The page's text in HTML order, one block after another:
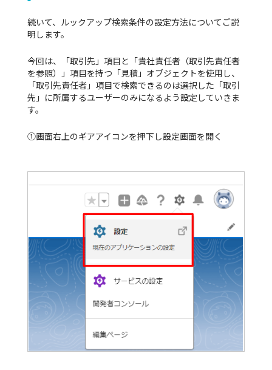
続いて、ルックアップ検索条件の設定方法についてご説
明します。
今回は、「取引先」項目と「貴社責任者（取引先責任者
を参照）」項目を持つ「見積」オブジェクトを使用し、
「取引先責任者」項目で検索できるのは選択した「取引
先」に所属するユーザーのみになるよう設定していきま
す。
①画面右上のギアアイコンを押下し設定画面を開く